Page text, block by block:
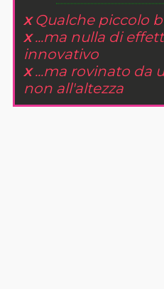
xQualche piccolo
x...ma nulla di
innovativo
x...ma rovinato da
non all'altezza